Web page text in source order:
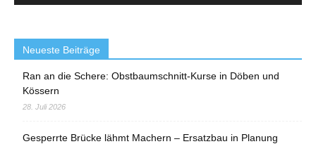
Neueste Beiträge
Ran an die Schere: Obstbaumschnitt-Kurse in Döben und
Kössern
28. Juli 2026
Gesperrte Brücke lähmt Machern – Ersatzbau in Planung